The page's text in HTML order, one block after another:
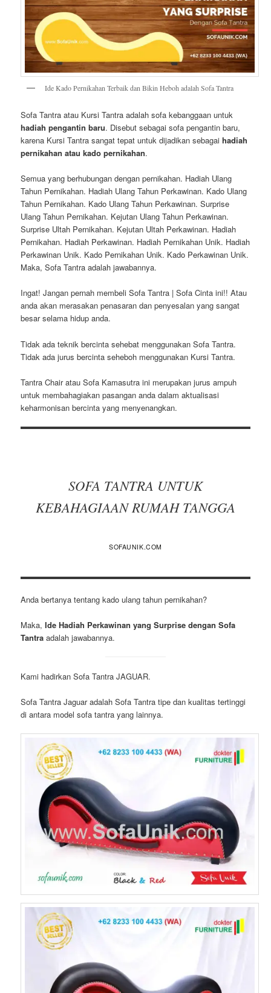
Ide Kado Pernikahan Terbaik dan Bikin Heboh adalah Sofa Tantra
Sofa Tantra atau Kursi Tantra adalah sofa kebanggaan untuk
hadiah pengantin baru. Disebut sebagai sofa pengantin baru,
karena Kursi Tantra sangat tepat untuk dijadikan sebagaihadiah
pernikahan atau kado pernikahan.
Semua yang berhubungan dengan pernikahan. Hadiah Ulang
Tahun Pernikahan. Hadiah Ulang Tahun Perkawinan. Kado Ulang
Tahun Pernikahan. Kado Ulang Tahun Perkawinan. Surprise
Ulang Tahun Pernikahan. Kejutan Ulang Tahun Perkawinan.
Surprise Ultah Pernikahan. Kejutan Ultah Perkawinan. Hadiah
Pernikahan. Hadiah Perkawinan. Hadiah Pernikahan Unik. Hadiah
Perkawinan Unik. Kado Pernikahan Unik. Kado Perkawinan Unik.
Maka, Sofa Tantra adalah jawabannya.
Ingat! Jangan pernah membeli Sofa Tantra | Sofa Cinta ini!! Atau
anda akan merasakan penasaran dan penyesalan yang sangat
besar selama hidup anda.
Tidak ada teknik bercinta sehebat menggunakan Sofa Tantra.
Tidak ada jurus bercinta seheboh menggunakan Kursi Tantra.
Tantra Chair atau Sofa Kamasutra ini merupakan jurus ampuh
untuk membahagiakan pasangan anda dalam aktualisasi
keharmonisan bercinta yang menyenangkan.
SOFA TANTRA UNTUK
KEBAHAGIAAN RUMAH TANGGA
SOFAUNIK.COM
Anda bertanya tentang kado ulang tahun pernikahan?
Maka,Ide Hadiah Perkawinan yang Surprise dengan Sofa
Tantra adalah jawabannya.
Kami hadirkan Sofa Tantra JAGUAR.
Sofa Tantra Jaguar adalah Sofa Tantra tipe dan kualitas tertinggi
di antara model sofa tantra yang lainnya.